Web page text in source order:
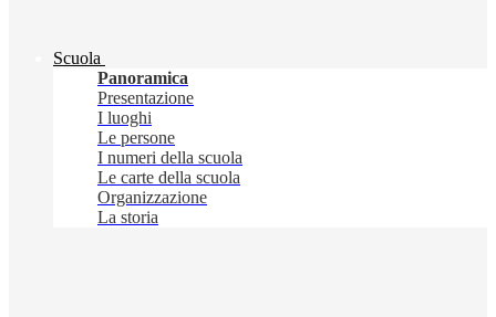
Scuola
Panoramica
Presentazione
I luoghi
Le persone
I numeri della scuola
Le carte della scuola
Organizzazione
La storia